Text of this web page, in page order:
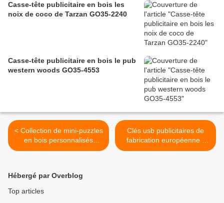
Casse-tête publicitaire en bois les
noix de coco de Tarzan GO35-2240
Casse-tête publicitaire en bois le pub
western woods GO35-4553
< Collection de mini-puzzles
en bois personnalisés
fabrication européenne
Clés usb publicitaires de
fabrication européenne -
GOVA >
Hébergé par Overblog
Top articles